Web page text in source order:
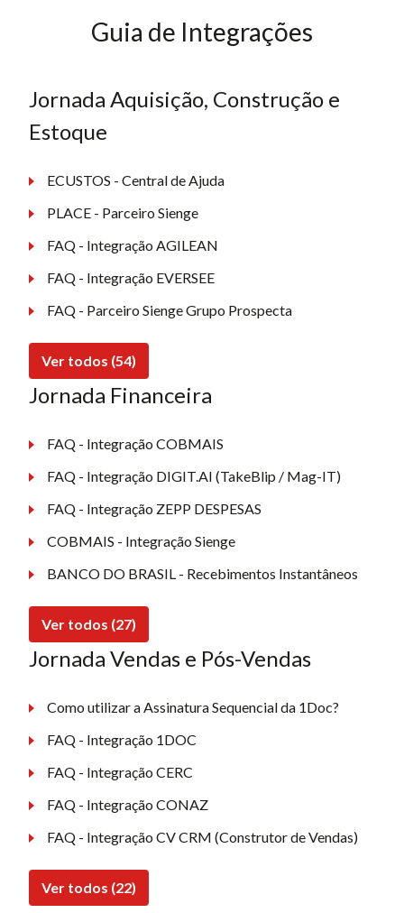
Guia de Integrações
Jornada Aquisição, Construção e
Estoque
ECUSTOS - Central de Ajuda
PLACE - Parceiro Sienge
FAQ - Integração AGILEAN
FAQ - Integração EVERSEE
FAQ - Parceiro Sienge Grupo Prospecta
Ver todos (54)
Jornada Financeira
FAQ - Integração COBMAIS
FAQ - Integração DIGIT.AI (TakeBlip / Mag-IT)
FAQ - Integração ZEPP DESPESAS
COBMAIS - Integração Sienge
BANCO DO BRASIL - Recebimentos Instantâneos
Ver todos (27)
Jornada Vendas e Pós-Vendas
Como utilizar a Assinatura Sequencial da 1Doc?
FAQ - Integração 1DOC
FAQ - Integração CERC
FAQ - Integração CONAZ
FAQ - Integração CV CRM (Construtor de Vendas)
Ver todos (22)